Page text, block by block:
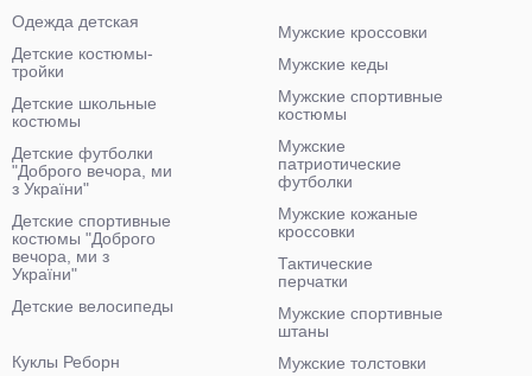
Одежда детская
Детские костюмы-
тройки
Детские школьные
костюмы
Детские футболки
"Доброго вечора, ми
з України"
Детские спортивные
костюмы "Доброго
вечора, ми з
України"
Детские велосипеды
Мужские кроссовки
Мужские кеды
Мужские спортивные
костюмы
Мужские
патриотические
футболки
Мужские кожаные
кроссовки
Тактические
перчатки
Мужские спортивные
штаны
Мужские толстовки
Куклы Реборн